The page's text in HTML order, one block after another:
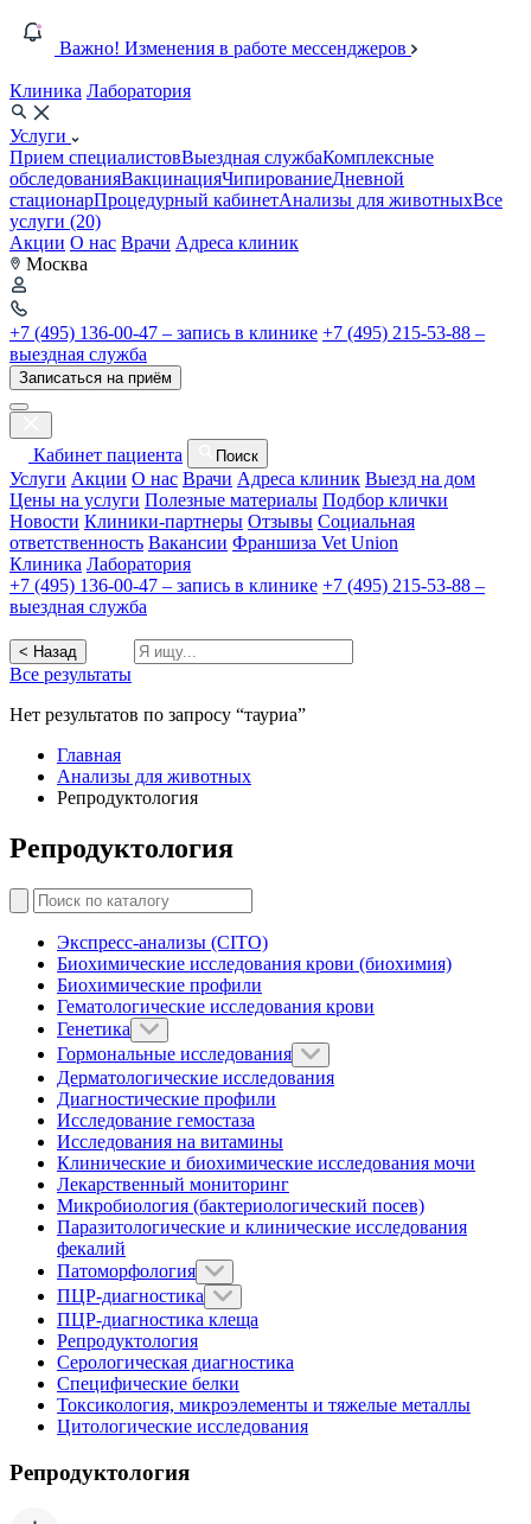
Важно! Изменения в работе мессенджеров
Клиника Лаборатория
Услуги
Прием специалистовВыездная службаКомплексные
обследованияВакцинацияЧипированиеДневной
стационарПроцедурный кабинетАнализы для животныхВсе
услуги (20)
Акции О нас Врачи Адреса клиник
Москва
+7 (495) 136-00-47 – запись в клинике +7 (495) 215-53-88 –
выездная служба
Записаться на приём
Кабинет пациента Поиск
Услуги Акции О нас Врачи Адреса клиник Выезд на дом
Цены на услуги Полезные материалы Подбор клички
Новости Клиники-партнеры Отзывы Социальная
ответственность Вакансии Франшиза Vet Union
Клиника Лаборатория
+7 (495) 136-00-47 – запись в клинике +7 (495) 215-53-88 –
выездная служба
< Назад
Все результаты
Нет результатов по запросу “тауриа”
Главная
Анализы для животных
Репродуктология
Репродуктология
Экспресс-анализы (CITO)
Биохимические исследования крови (биохимия)
Биохимические профили
Гематологические исследования крови
Генетика
Гормональные исследования
Дерматологические исследования
Диагностические профили
Исследование гемостаза
Исследования на витамины
Клинические и биохимические исследования мочи
Лекарственный мониторинг
Микробиология (бактериологический посев)
Паразитологические и клинические исследования
фекалий
Патоморфология
ПЦР-диагностика
ПЦР-диагностика клеща
Репродуктология
Серологическая диагностика
Специфические белки
Токсикология, микроэлементы и тяжелые металлы
Цитологические исследования
Репродуктология